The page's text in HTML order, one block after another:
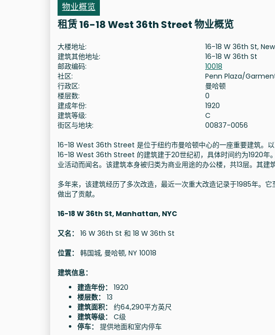
物业概览
租赁 16-18 West 36th Street 物业概览
大楼地址:
16-18 W 36th St,
建筑其他地址:
16-18 W 36th St
邮政编码:
10018
社区:
Penn Plaza/
行政区:
曼哈顿
楼层数:
0
建成年份:
1920
建筑等级:
C
街区与地块:
00837-0056
16-18 West 36th Street 是位于纽约市曼哈顿中心的一座重要建筑。以
16-18 West 36th Street 的建筑建于20世纪初，具体时间约为1920年
业活动而闻名。该建筑本身被归类为商业用途的办公楼，共13层。其建
多年来，该建筑经历了多次改造，最近一次重大改造记录于1985年。
做出了贡献。
16-18 W 36th St, Manhattan, NYC
又名：
16 W 36th St 和 18 W 36th St
位置：
韩国城, 曼哈顿, NY 10018
建筑信息：
建造年份：
1920
楼层数：
13
建筑面积：
约64,290平方英尺
建筑等级：
C级
停车：
提供地面和室内停车